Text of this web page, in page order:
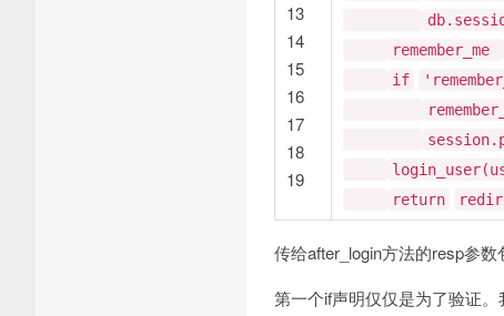
13
14
15
16
17
18
19
remember_me
if
return
传给after_login方法的resp参数
第一个if声明仅仅是为了验证